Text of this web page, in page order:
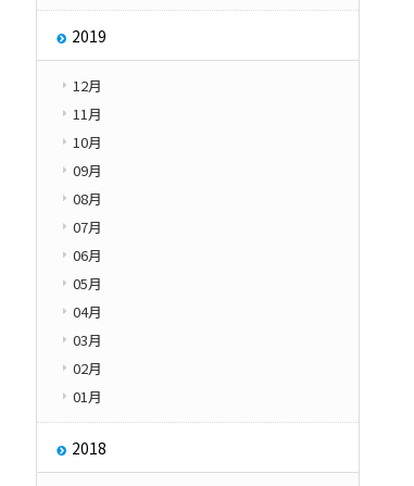
2019
12月
11月
10月
09月
08月
07月
06月
05月
04月
03月
02月
01月
2018